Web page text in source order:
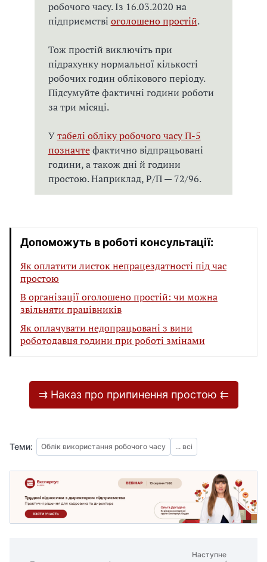
робочого часу. Із 16.03.2020 на
підприємстві оголошено простій.
Тож простій виключіть при
підрахунку нормальної кількості
робочих годин облікового періоду.
Підсумуйте фактичні години роботи
за три місяці.
Утабелі обліку робочого часу П-5
позначтефактично відпрацьовані
години, а також дні й години
простою. Наприклад, Р/П — 72/96.
Допоможуть в роботі консультації:
Як оплатити листок непрацездатності під час
простою
В організації оголошено простій: чи можна
звільняти працівників
Як оплачувати недопрацьовані з вини
роботодавця години при роботі змінами
⇉ Наказ про припинення простою ⇇
Теми: Облік використання робочого часу ... всі
Наступне